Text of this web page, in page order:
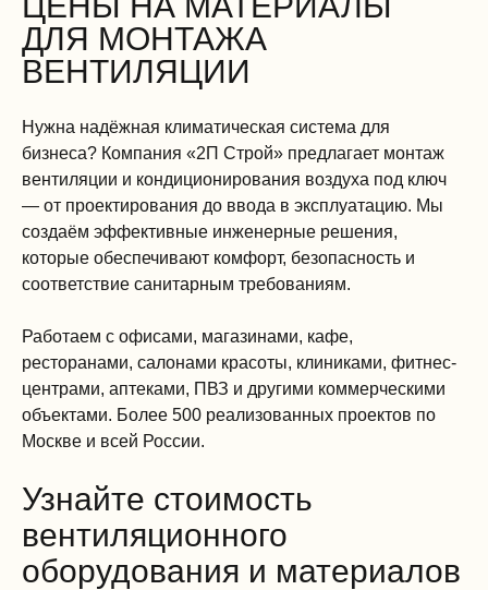
ДЛЯ МОНТАЖА
ВЕНТИЛЯЦИИ
Нужна надёжная климатическая система для
бизнеса? Компания «2П Строй» предлагает монтаж
вентиляции и кондиционирования воздуха под ключ
— от проектирования до ввода в эксплуатацию. Мы
создаём эффективные инженерные решения,
которые обеспечивают комфорт, безопасность и
соответствие санитарным требованиям.
Работаем с офисами, магазинами, кафе,
ресторанами, салонами красоты, клиниками, фитнес-
центрами, аптеками, ПВЗ и другими коммерческими
объектами. Более 500 реализованных проектов по
Москве и всей России.
Узнайте стоимость
вентиляционного
оборудования и материалов